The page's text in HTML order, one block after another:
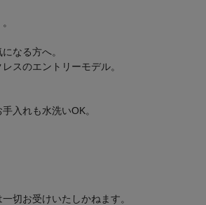
なる方へ。
スのエントリーモデル。
入れも水洗いOK。
切お受けいたしかねます。